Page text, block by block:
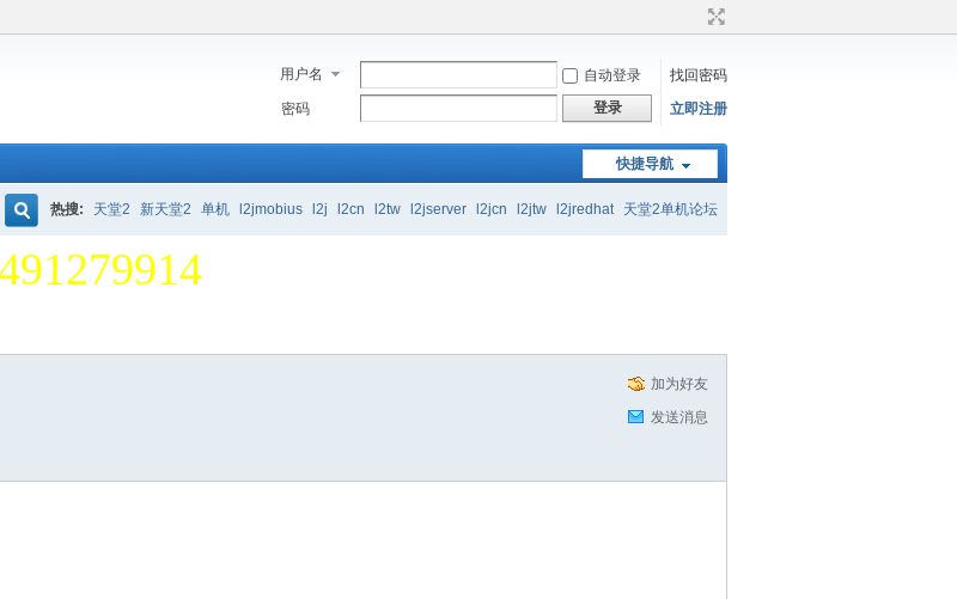
用户名 自动登录
找回密码
密码
登录 立即注册
快捷导航
热搜: 天堂2 新天堂2 单机 l2jmobius l2j l2cn l2tw l2jserver l2jcn l2jtw l2jredhat 天堂2单机论坛
论坛 欢迎大家 一起交流学习
论坛 欢迎大家 一起交流学习
加为好友
发送消息